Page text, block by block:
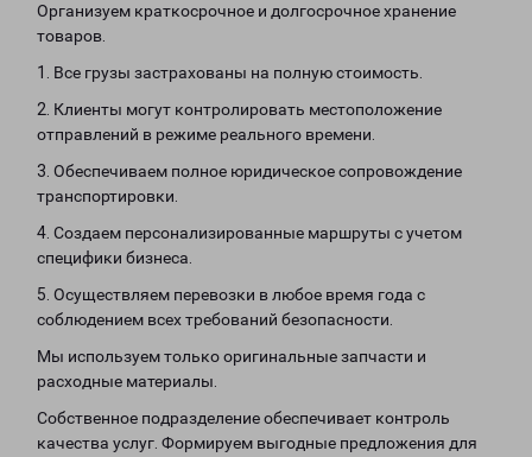
Организуем краткосрочное и долгосрочное хранение
товаров.
1. Все грузы застрахованы на полную стоимость.
2. Клиенты могут контролировать местоположение
отправлений в режиме реального времени.
3. Обеспечиваем полное юридическое сопровождение
транспортировки.
4. Создаем персонализированные маршруты с учетом
специфики бизнеса.
5. Осуществляем перевозки в любое время года с
соблюдением всех требований безопасности.
Мы используем только оригинальные запчасти и
расходные материалы.
Собственное подразделение обеспечивает контроль
качества услуг. Формируем выгодные предложения для